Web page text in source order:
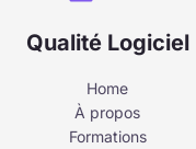
Qualité Logiciel
Home
À propos
Formations